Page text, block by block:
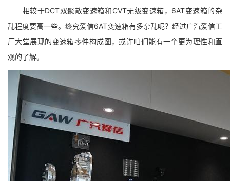
相较于DCT双聚散变速箱和CVT无级变速箱，6AT变速箱的杂
乱程度要高一些。终究爱信6AT变速箱有多杂乱呢？经过广汽爱信工
厂大堂展现的变速箱零件构成图，或许咱们能有一个更为理性和直
观的了解。